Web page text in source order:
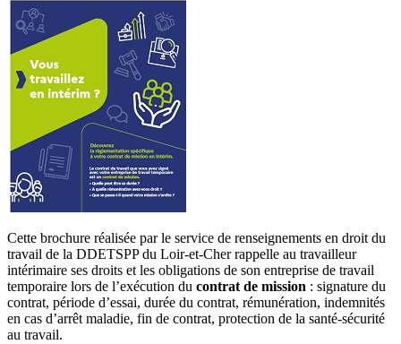
Cette brochure réalisée par le service de renseignements en droit du
travail de la DDETSPP du Loir-et-Cher rappelle au travailleur
intérimaire ses droits et les obligations de son entreprise de travail
temporaire lors de l’exécution du contrat de mission : signature du
contrat, période d’essai, durée du contrat, rémunération, indemnités
en cas d’arrêt maladie, fin de contrat, protection de la santé-sécurité
au travail.